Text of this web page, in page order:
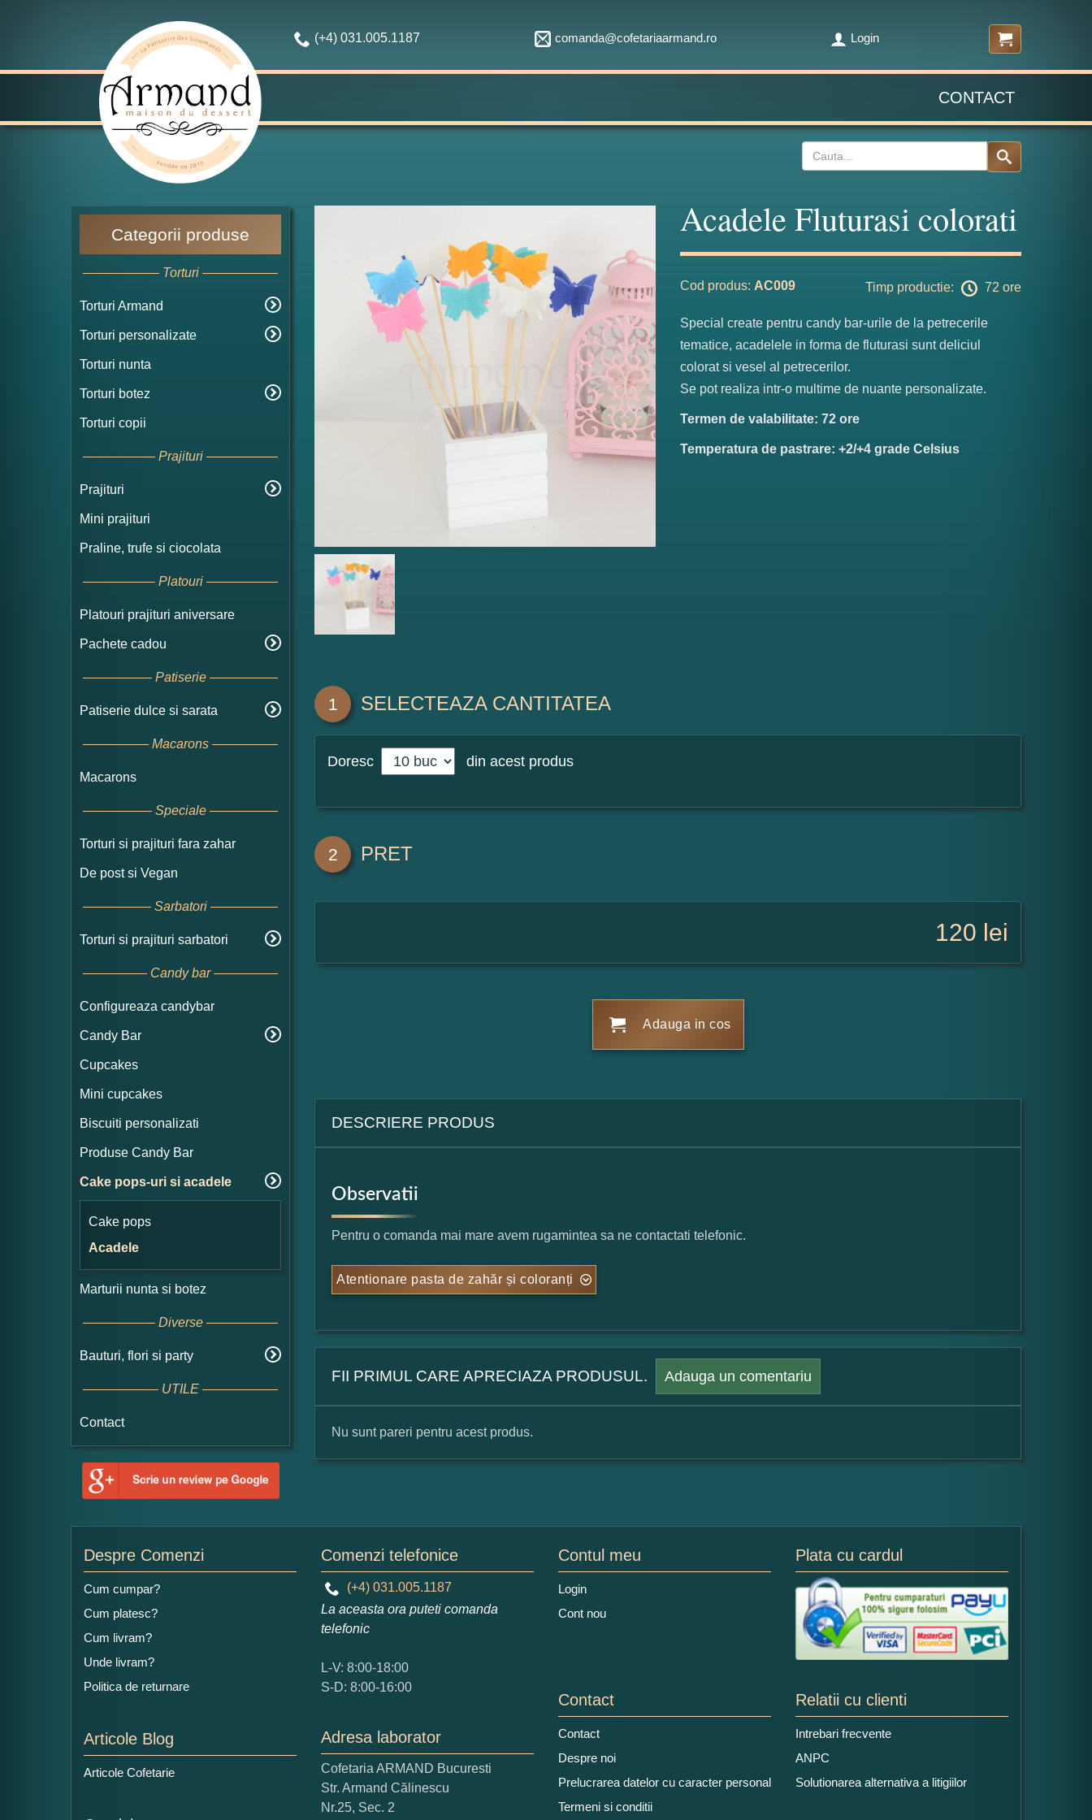
(+4) 031.005.1187 comanda@cofetariaarmand.ro Login
CONTACT
Categorii produse
Torturi
Torturi Armand
Torturi personalizate
Torturi nunta
Torturi botez
Torturi copii
Prajituri
Prajituri
Mini prajituri
Praline, trufe si ciocolata
Platouri
Platouri prajituri aniversare
Pachete cadou
Patiserie
Patiserie dulce si sarata
Macarons
Macarons
Speciale
Torturi si prajituri fara zahar
De post si Vegan
Sarbatori
Torturi si prajituri sarbatori
Candy bar
Configureaza candybar
Candy Bar
Cupcakes
Mini cupcakes
Biscuiti personalizati
Produse Candy Bar
Cake pops-uri si acadele
Cake pops
Acadele
Marturii nunta si botez
Diverse
Bauturi, flori si party
UTILE
Contact
Acadele Fluturasi colorati
Cod produs: AC009 Timp productie: 72 ore
Special create pentru candy bar-urile de la petrecerile
tematice, acadelele in forma de fluturasi sunt deliciul
colorat si vesel al petrecerilor.
Se pot realiza intr-o multime de nuante personalizate.
Termen de valabilitate: 72 ore
Temperatura de pastrare: +2/+4 grade Celsius
1 SELECTEAZA CANTITATEA
Doresc din acest produs
2 PRET
120 lei
Adauga in cos
DESCRIERE PRODUS
Observatii
Pentru o comanda mai mare avem rugamintea sa ne contactati telefonic.
Atentionare pasta de zahăr și coloranți
FII PRIMUL CARE APRECIAZA PRODUSUL. Adauga un comentariu
Adaugati o parere despre acest produs:
Ce nota acordati acestui produs?
1 2 3
Nu tocmai bun
Copiati alaturi numarul din imagine:
Nu sunt pareri pentru acest produs.
Despre Comenzi
Cum cumpar?
Cum platesc?
Cum livram?
Unde livram?
Politica de returnare
Articole Blog
Articole Cofetarie
Comenzi telefonice
(+4) 031.005.1187
La aceasta ora puteti comanda
telefonic
L-V: 8:00-18:00
S-D: 8:00-16:00
Adresa laborator
Cofetaria ARMAND Bucuresti
Str. Armand Călinescu
Nr.25, Sec. 2
Contul meu
Login
Cont nou
Plata cu cardul
Contact
Contact
Despre noi
Prelucrarea datelor cu caracter personal
Termeni si conditii
Relatii cu clienti
Intrebari frecvente
ANPC
Solutionarea alternativa a litigiilor